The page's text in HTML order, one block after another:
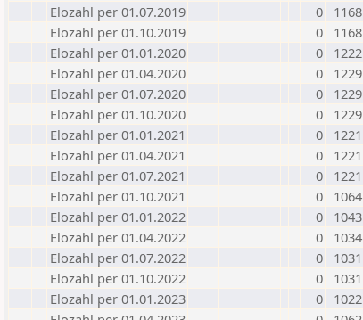
Elozahl per 01.07.2019
0
1168
Elozahl per 01.10.2019
0
1168
Elozahl per 01.01.2020
0
1222
Elozahl per 01.04.2020
0
1229
Elozahl per 01.07.2020
0
1229
Elozahl per 01.10.2020
0
1229
Elozahl per 01.01.2021
0
1221
Elozahl per 01.04.2021
0
1221
Elozahl per 01.07.2021
0
1221
Elozahl per 01.10.2021
0
1064
Elozahl per 01.01.2022
0
1043
Elozahl per 01.04.2022
0
1034
Elozahl per 01.07.2022
0
1031
Elozahl per 01.10.2022
0
1031
Elozahl per 01.01.2023
0
1022